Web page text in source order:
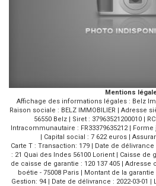
Mentions
Affichage des informations légales : Belz
Raison sociale : BELZ IMMOBILIER | Adresse
56550 Belz | Siret : 37963521200010 |
Intracommunautaire : FR33379635212 |
| Capital social : 7 622 euros |
Carte T : Transaction: 179 | Date de
: 21 Quai des Indes 56100 Lorient | Caisse de
de caisse de garantie : 120 137 405 | Adresse
boétie - 75008 Paris | Montant de la garantie
Gestion: 94 | Date de délivrance : 2022-03-01